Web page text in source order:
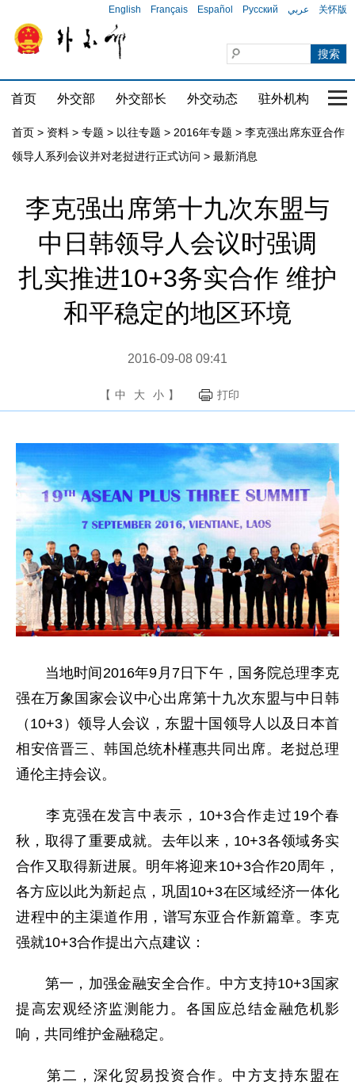
English Français Español Русский عربي 关怀版
首页 外交部 外交部长 外交动态 驻外机构 国
首页 > 资料 > 专题 > 以往专题 > 2016年专题 > 李克强出席东亚合作
领导人系列会议并对老挝进行正式访问 > 最新消息
李克强出席第十九次东盟与
中日韩领导人会议时强调
扎实推进10+3务实合作 维护
和平稳定的地区环境
2016-09-08 09:41
【 中 大 小 】 打印
当地时间2016年9月7日下午，国务院总理李克
强在万象国家会议中心出席第十九次东盟与中日韩
（10+3）领导人会议，东盟十国领导人以及日本首
相安倍晋三、韩国总统朴槿惠共同出席。老挝总理
通伦主持会议。
李克强在发言中表示，10+3合作走过19个春
秋，取得了重要成就。去年以来，10+3各领域务实
合作又取得新进展。明年将迎来10+3合作20周年，
各方应以此为新起点，巩固10+3在区域经济一体化
进程中的主渠道作用，谱写东亚合作新篇章。李克
强就10+3合作提出六点建议：
第一，加强金融安全合作。中方支持10+3国家
提高宏观经济监测能力。各国应总结金融危机影
响，共同维护金融稳定。
第二，深化贸易投资合作。中方支持东盟在